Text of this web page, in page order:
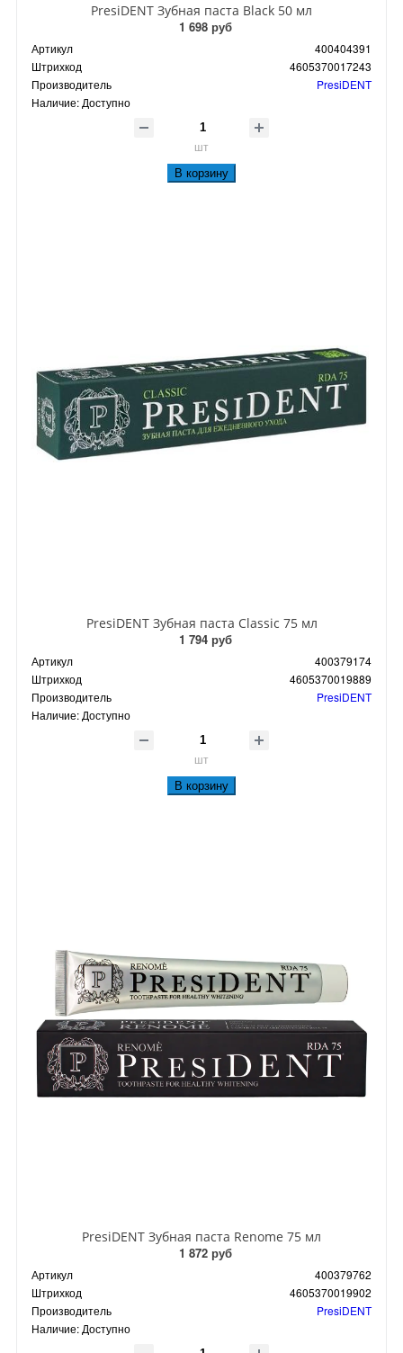
PresiDENT Зубная паста Black 50 мл
1 698 руб
Артикул
400404391
Штрихкод
4605370017243
Производитель
PresiDENT
Наличие: Доступно
шт
В корзину
PresiDENT Зубная паста Classic 75 мл
1 794 руб
Артикул
400379174
Штрихкод
4605370019889
Производитель
PresiDENT
Наличие: Доступно
шт
В корзину
PresiDENT Зубная паста Renome 75 мл
1 872 руб
Артикул
400379762
Штрихкод
4605370019902
Производитель
PresiDENT
Наличие: Доступно